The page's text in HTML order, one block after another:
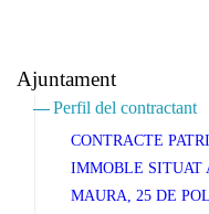
Ajuntament
Perfil del contractant
CONTRACTE
IMMOBLE SITUAT
MAURA, 25 DE